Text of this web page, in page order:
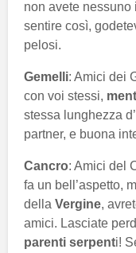
non avete nessuno
sentire così,
pelosi.
Gemelli: Amici dei
con voi stessi,
stessa lunghezza
partner, e buona
Cancro: Amici del
fa un bell’aspetto,
della Vergine,
amici. Lasciate
parenti serpenti!